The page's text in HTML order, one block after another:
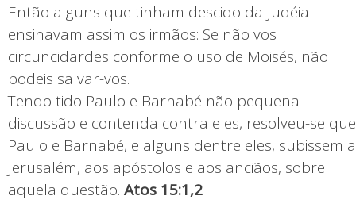
Então alguns que tinham descido da Judéia
ensinavam assim os irmãos: Se não vos
circuncidardes conforme o uso de Moisés, não
podeis salvar-vos.
Tendo tido Paulo e Barnabé não pequena
discussão e contenda contra eles, resolveu-se que
Paulo e Barnabé, e alguns dentre eles, subissem a
Jerusalém, aos apóstolos e aos anciãos, sobre
aquela questão. Atos 15:1,2